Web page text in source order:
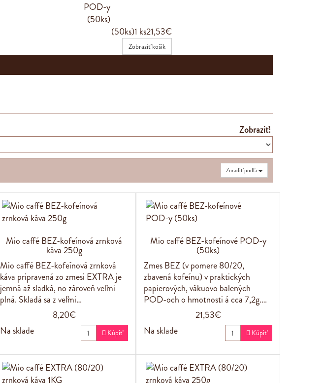
(50ks)1 ks21,53€
Zobraziť košík
Zobraziť:
Zoradiť podľa
Mio caffé BEZ-kofeínová zrnková
káva 250g
Mio caffé BEZ-kofeínová zrnková
káva pripravená zo zmesi EXTRA je
jemná až sladká, no zároveň veľmi
plná. Skladá sa z veľmi…
8,20€
Na sklade
 Kúpiť
Mio caffé BEZ-kofeínové POD-y
(50ks)
Zmes BEZ (v pomere 80/20,
zbavená kofeínu) v praktických
papierových, vákuovo balených
POD-och o hmotnosti á cca 7,2g.…
21,53€
Na sklade
 Kúpiť